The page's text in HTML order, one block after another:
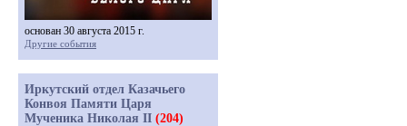
основан 30 августа 2015 г.
Другие события
Иркутский отдел Казачьего
Конвоя Памяти Царя
Мученика Николая II (204)